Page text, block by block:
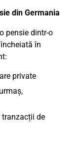
din Germania
pensie dintr-o
în
private
tranzacții de